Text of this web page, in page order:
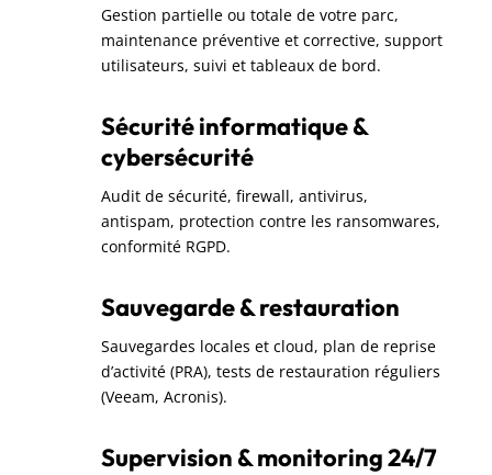
Gestion partielle ou totale de votre parc,
maintenance préventive et corrective, support
utilisateurs, suivi et tableaux de bord.
Sécurité informatique &
cybersécurité
Audit de sécurité, firewall, antivirus,
antispam, protection contre les ransomwares,
conformité RGPD.
Sauvegarde & restauration
Sauvegardes locales et cloud, plan de reprise
d’activité (PRA), tests de restauration réguliers
(Veeam, Acronis).
Supervision & monitoring 24/7